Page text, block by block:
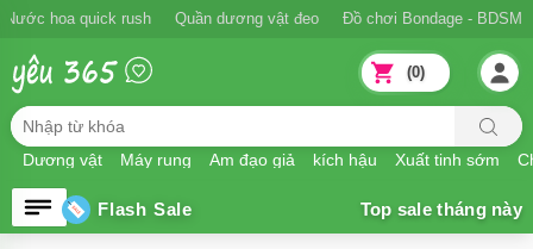
Ngăn xuất tinh sớm Nước hoa quick rush Quần dương vật đeo Đồ
Dương vật Máy rung Âm đạo giả kích hậu Xuất tinh sớm
(0)
Flash Sale